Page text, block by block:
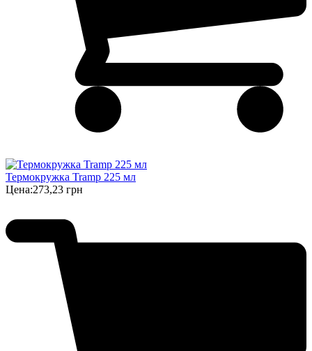
Термокружка Tramp 225 мл
Цена:273,23 грн